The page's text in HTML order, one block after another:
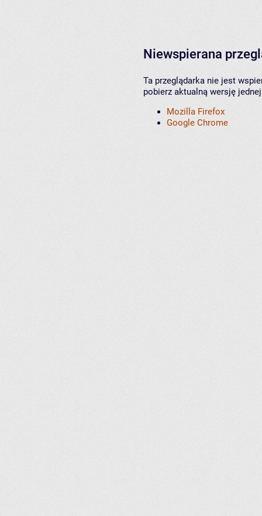
Niewspierana
Ta przeglądarka nie jest
pobierz aktualną wersję
Mozilla Firefox
Google Chrome